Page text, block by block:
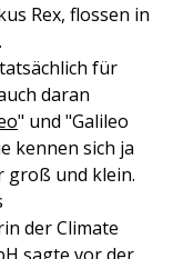
Rex, flossen in
für
daran
" und "Galileo
kennen sich ja
groß und klein.
der Climate